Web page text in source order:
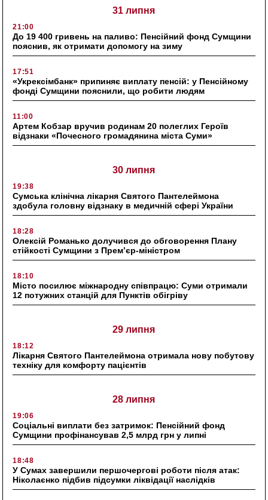
31 липня
21:00
До 19 400 гривень на паливо: Пенсійний фонд Сумщини
пояснив, як отримати допомогу на зиму
17:51
«Укрексімбанк» припиняє виплату пенсій: у Пенсійному
фонді Сумщини пояснили, що робити людям
11:00
Артем Кобзар вручив родинам 20 полеглих Героїв
відзнаки «Почесного громадянина міста Суми»
30 липня
19:38
Сумська клінічна лікарня Святого Пантелеймона
здобула головну відзнаку в медичній сфері України
18:28
Олексій Романько долучився до обговорення Плану
стійкості Сумщини з Прем’єр-міністром
18:10
Місто посилює міжнародну співпрацю: Суми отримали
12 потужних станцій для Пунктів обігріву
29 липня
18:12
Лікарня Святого Пантелеймона отримала нову побутову
техніку для комфорту пацієнтів
28 липня
19:06
Соціальні виплати без затримок: Пенсійний фонд
Сумщини профінансував 2,5 млрд грн у липні
18:48
У Сумах завершили першочергові роботи після атак:
Ніколаєнко підбив підсумки ліквідації наслідків